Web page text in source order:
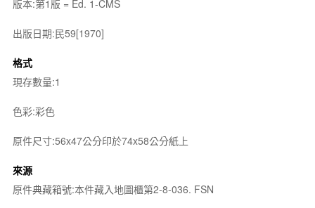
版本:第1版 = Ed. 1-CMS
出版日期:民59[1970]
格式
現存數量:1
色彩:彩色
原件尺寸:56x47公分印於74x58公分紙上
來源
原件典藏箱號:本件藏入地圖櫃第2-8-036. FSN